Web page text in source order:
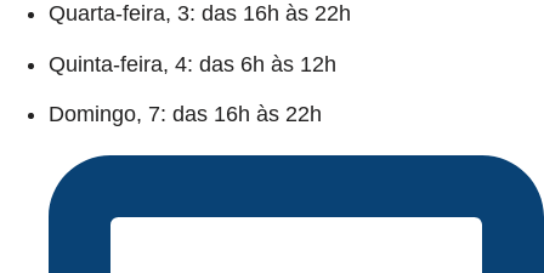
Quarta-feira, 3: das 16h às 22h
Quinta-feira, 4: das 6h às 12h
Domingo, 7: das 16h às 22h